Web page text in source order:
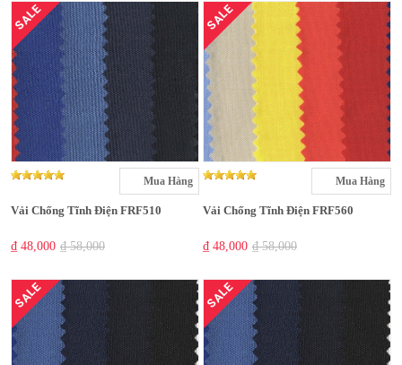
SALE
Mua Hàng
Vải Chống Tĩnh Điện FRF510
₫ 48,000 ₫ 58,000
SALE
Mua Hàng
Vải Chống Tĩnh Điện FRF560
₫ 48,000 ₫ 58,000
SALE SALE